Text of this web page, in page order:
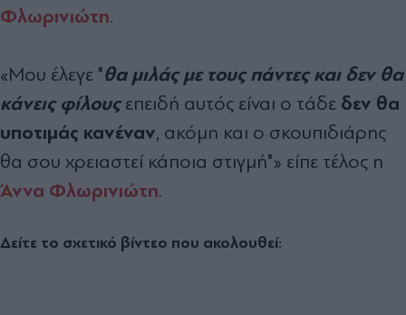
Φλωρινιώτη.
«Μου έλεγε "θα μιλάς με τους πάντες και δεν θα
κάνεις φίλουςεπειδή αυτός είναι ο τάδε δεν θα
υποτιμάς κανέναν, ακόμη και ο σκουπιδιάρης
θα σου χρειαστεί κάποια στιγμή"» είπε τέλος η
Άννα Φλωρινιώτη.
Δείτε το σχετικό βίντεο που ακολουθεί: